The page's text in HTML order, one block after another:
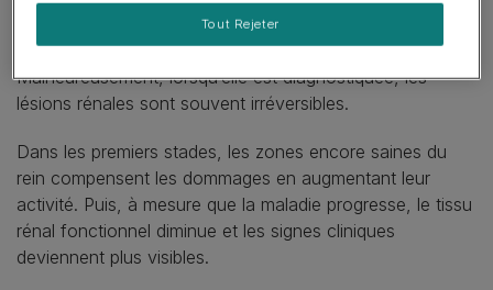
même sur plusieurs années. Elle peut avoir différentes
origines : inflammation, toxines, infections ou tumeurs.
Malheureusement, lorsqu’elle est diagnostiquée, les
lésions rénales sont souvent irréversibles.
Dans les premiers stades, les zones encore saines du
rein compensent les dommages en augmentant leur
activité. Puis, à mesure que la maladie progresse, le tissu
rénal fonctionnel diminue et les signes cliniques
deviennent plus visibles.
Tout Rejeter